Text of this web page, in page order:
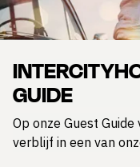
GUIDE
Op onze Guest
verblijf in een van